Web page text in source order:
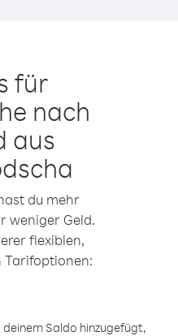
für
nach
aus
du mehr
weniger Geld.
flexiblen,
Tarifoptionen:
Saldo hinzugefügt,